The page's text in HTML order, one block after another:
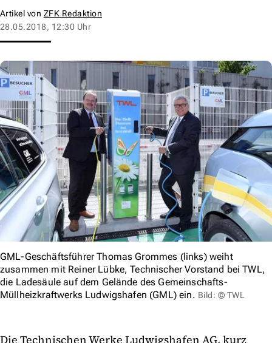
Artikel von ZFK Redaktion
28.05.2018, 12:30 Uhr
GML-Geschäftsführer Thomas Grommes (links) weiht
zusammen mit Reiner Lübke, Technischer Vorstand bei TWL,
die Ladesäule auf dem Gelände des Gemeinschafts-
Müllheizkraftwerks Ludwigshafen (GML) ein. Bild: © TWL
Die Technischen Werke Ludwigshafen AG, kurz